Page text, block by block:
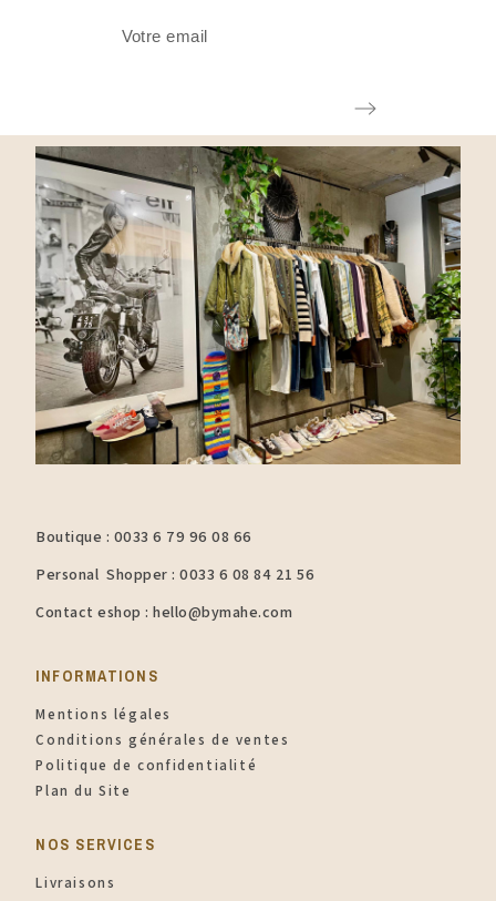
Boutique : 0033 6 79 96 08 66
Personal Shopper : 0033 6 08 84 21 56
Contact eshop : hello@bymahe.com
INFORMATIONS​
Mentions légales
Conditions générales de ventes
Politique de confidentialité
Plan du Site
NOS SERVICES
Livraisons